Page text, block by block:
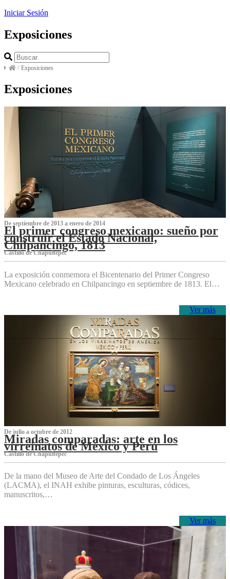
Iniciar Sesión
Exposiciones
/ Exposiciones
Exposiciones
De septiembre de 2013 a enero de 2014
El primer congreso mexicano: sueño por
construir el Estado Nacional,
Chilpancingo, 1813
Castillo de Chapultepec
La exposición conmemora el Bicentenario del Primer Congreso
Mexicano celebrado en Chilpancingo en septiembre de 1813. El…
Ver más
De julio a octubre de 2012
Miradas comparadas: arte en los
virreinatos de México y Perú
Castillo de Chapultepec
De la mano del Museo de Arte del Condado de Los Ángeles
(LACMA), el INAH exhibe pinturas, esculturas, códices,
manuscritos,…
Ver más